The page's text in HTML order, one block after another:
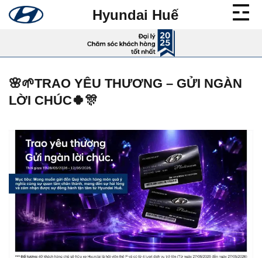
qua
Hyundai Huế
🌸🌱TRAO YÊU THƯƠNG – GỬI NGÀN
LỜI CHÚC🍀🎊